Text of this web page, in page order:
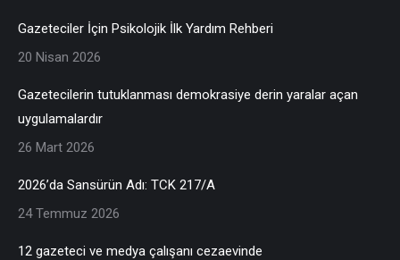
Gazeteciler İçin Psikolojik İlk Yardım Rehberi
20 Nisan 2026
Gazetecilerin tutuklanması demokrasiye derin yaralar açan
uygulamalardır
26 Mart 2026
2026’da Sansürün Adı: TCK 217/A
24 Temmuz 2026
12 gazeteci ve medya çalışanı cezaevinde